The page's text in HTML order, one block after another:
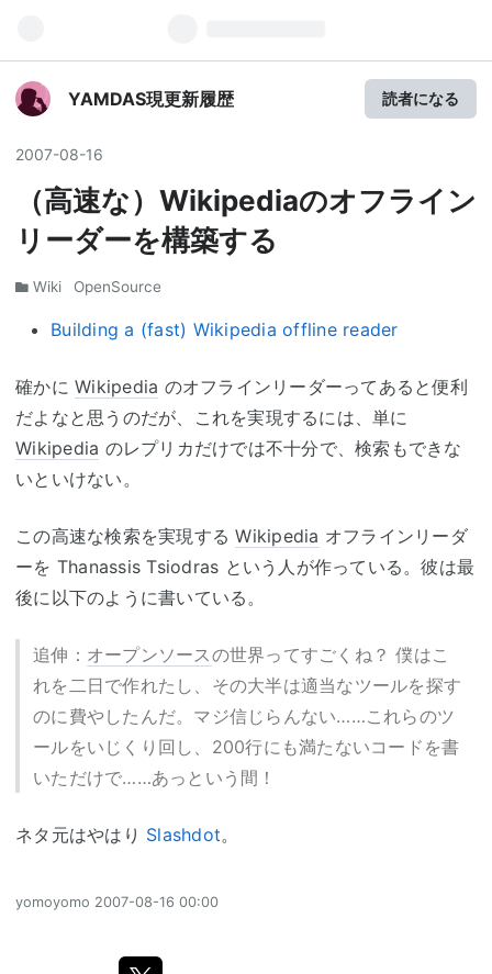
YAMDAS現更新履歴 読者になる
2007-08-16
（高速な）Wikipediaのオフライン
リーダーを構築する
Wiki OpenSource
Building a (fast) Wikipedia offline reader
確かに Wikipedia のオフラインリーダーってあると便利
だよなと思うのだが、これを実現するには、単に
Wikipedia のレプリカだけでは不十分で、検索もできな
いといけない。
この高速な検索を実現するWikipedia オフラインリーダ
ーを Thanassis Tsiodras という人が作っている。彼は最
後に以下のように書いている。
追伸： オープンソースの世界ってすごくね？ 僕はこ
れを二日で作れたし、その大半は適当なツールを探す
のに費やしたんだ。マジ信じらんない……これらのツ
ールをいじくり回し、200行にも満たないコードを書
いただけで……あっという間！
ネタ元はやはり Slashdot。
yomoyomo 2007-08-16 00:00